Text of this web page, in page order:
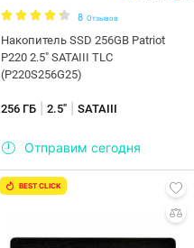
8 Отзывов
Накопитель SSD 256GB Patriot
P220 2.5" SATAIII TLC
(P220S256G25)
256 ГБ 2.5" SATAIII
Отправим сегодня
BEST CLICK